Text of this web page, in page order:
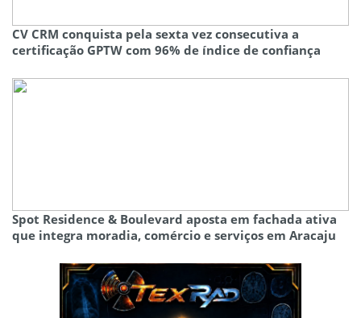
CV CRM conquista pela sexta vez consecutiva a
certificação GPTW com 96% de índice de confiança
Spot Residence & Boulevard aposta em fachada ativa
que integra moradia, comércio e serviços em Aracaju